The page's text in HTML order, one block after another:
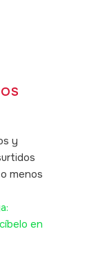
y
menos
en